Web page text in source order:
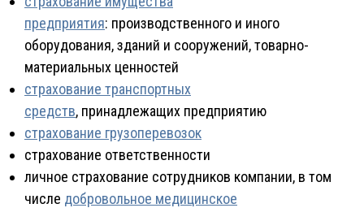
предприятия: производственного и иного
оборудования, зданий и сооружений, товарно-
материальных ценностей
страхование транспортных
средств, принадлежащих предприятию
страхование грузоперевозок
страхование ответственности
личное страхование сотрудников компании, в том
числе добровольное медицинское